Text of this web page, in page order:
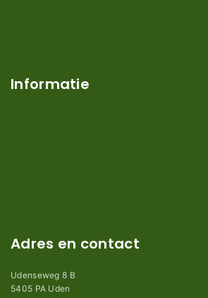
Informatie
Adres en contact
Udenseweg 8 B
5405 PA Uden